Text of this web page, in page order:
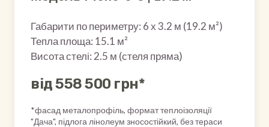
Габарити по периметру: 6 х 3.2 м (19.2 м²)
Тепла площа: 15.1 м²
Висота стелі: 2.5 м (стеля пряма)
від 558 500 грн*
*фасад металопрофіль, формат теплоізоляції
"Дача", підлога лінолеум зносостійкий, без тераси